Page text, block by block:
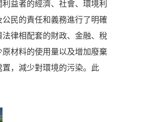
益者的經濟、社會、環境利
民的責任和義務進行了明確
律相配套的財政、金融、稅
材料的使用量以及增加廢棄
，減少對環境的污染。此